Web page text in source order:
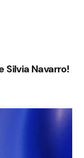
Silvia Navarro!